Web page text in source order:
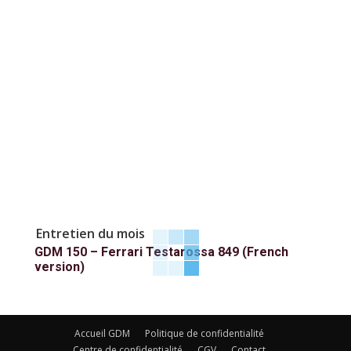
Entretien du mois
GDM 150 – Ferrari Testarossa 849 (French
version)
Accueil GDM
Politique de confidentialité